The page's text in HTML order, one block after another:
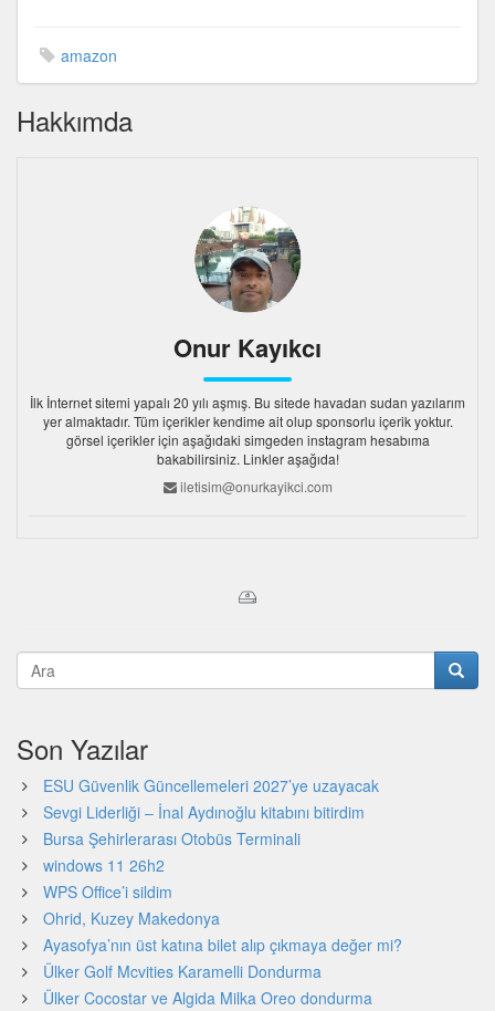
amazon
Hakkımda
Onur Kayıkcı
İlk İnternet sitemi yapalı 20 yılı aşmış. Bu sitede havadan sudan yazılarım
yer almaktadır. Tüm içerikler kendime ait olup sponsorlu içerik yoktur.
görsel içerikler için aşağıdaki simgeden instagram hesabıma
bakabilirsiniz. Linkler aşağıda!
iletisim@onurkayikci.com
Son Yazılar
ESU Güvenlik Güncellemeleri 2027’ye uzayacak
Sevgi Liderliği – İnal Aydınoğlu kitabını bitirdim
Bursa Şehirlerarası Otobüs Terminali
windows 11 26h2
WPS Office’i sildim
Ohrid, Kuzey Makedonya
Ayasofya’nın üst katına bilet alıp çıkmaya değer mi?
Ülker Golf Mcvities Karamelli Dondurma
Ülker Cocostar ve Algida Milka Oreo dondurma